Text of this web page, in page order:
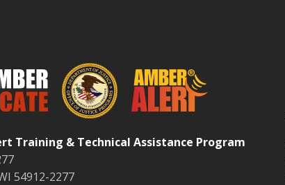
Training & Technical Assistance Program
54912-2277